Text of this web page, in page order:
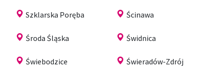
Szklarska Poręba Ścinawa
Środa Śląska Świdnica
Świebodzice Świeradów-Zdrój